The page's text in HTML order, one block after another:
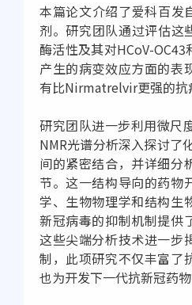
本篇论文介绍了爱科百发
剂。研究团队通过评估这
酶活性及其对HCoV-
产生的病变效应方面的表
有比Nirmatrelvir更强的抗
研究团队进一步利用微尺
NMR光谱分析深入探讨了
间的紧密结合，并详细分
节。这一结构导向的药物
学、生物物理学和结构生
新冠病毒的抑制机制提供
这些尖端分析技术进一步
制，此项研究不仅丰富了
也为开发下一代抗新冠药物